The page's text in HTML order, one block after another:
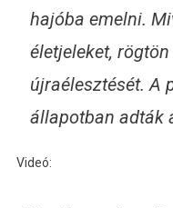
hajóba emelni.
életjeleket,
újraélesztését. A
állapotban adták
Videó: